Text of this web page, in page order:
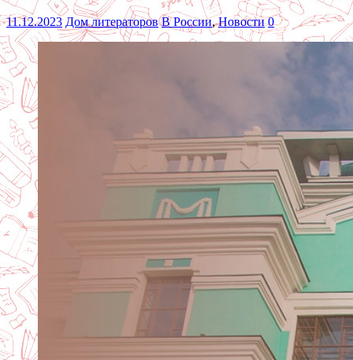
11.12.2023 Дом литераторов В России,Новости 0